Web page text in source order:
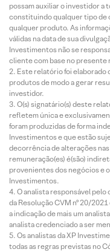
possam auxiliar o investidor a
constituindo qualquer tipo de
qualquer produto. As
válidas na data de sua
Investimentos não se
cliente com base no presente
Este relatório foi elaborado
produtos de modo a gerar
investidor.
O(s) signatário(s) deste
refletem única e
foram produzidas de forma
Investimentos e que estão
decorrência de alterações
remuneração(es) é(são)
provenientes dos negócios e
Investimentos.
O analista responsável
da Resolução CVM nº 20/
a indicação de mais um
analista credenciado a ser
Os analistas da XP
todas as regras previstas no